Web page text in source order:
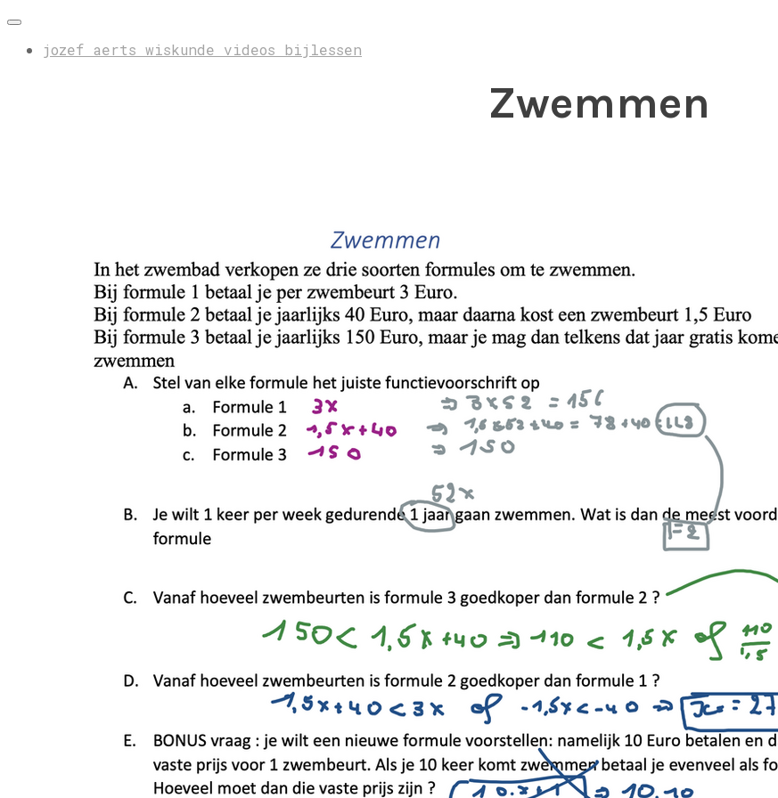
jozef aerts wiskunde videos bijlessen
Zwemmen